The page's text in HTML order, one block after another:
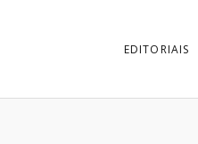
EDITORIAIS